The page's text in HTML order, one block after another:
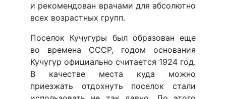
и рекомендован врачами для абсолютно
всех возрастных групп.
Поселок Кучугуры был образован еще
во времена СССР, годом основания
Кучугур официально считается 1924 год.
В качестве места куда можно
приезжать отдохнуть поселок стали